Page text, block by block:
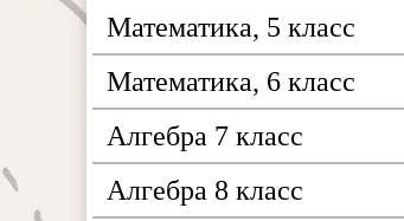
Математика, 5 класс
Математика, 6 класс
Алгебра 7 класс
Алгебра 8 класс